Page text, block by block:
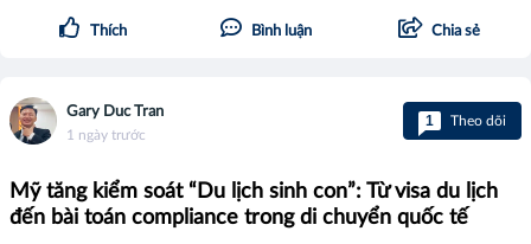
Thích Bình luận Chia sẻ
Gary Duc Tran
1 ngày trước
1 Theo dõi
Mỹ tăng kiểm soát “Du lịch sinh con”: Từ visa du lịch
đến bài toán compliance trong di chuyển quốc tế